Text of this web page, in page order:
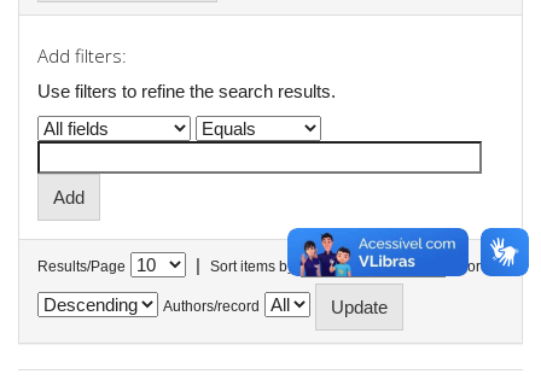
Add filters:
Use filters to refine the search results.
Results/Page | Sort items by In order
Authors/record